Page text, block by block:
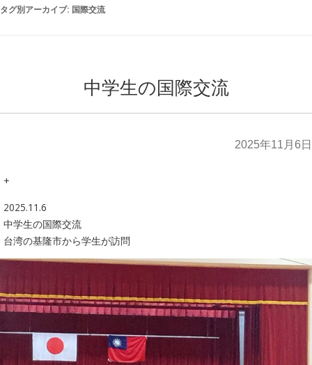
タグ別アーカイブ: 国際交流
中学生の国際交流
2025年11月6日
+
2025.11.6
中学生の国際交流
台湾の基隆市から学生が訪問